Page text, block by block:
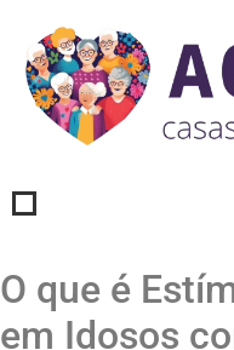
O que é
em Idosos